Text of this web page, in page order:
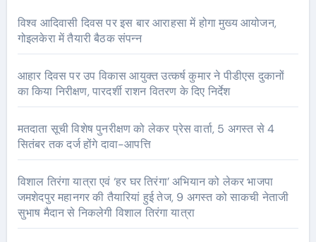
विश्व आदिवासी दिवस पर इस बार आराहसा में होगा मुख्य आयोजन,
गोइलकेरा में तैयारी बैठक संपन्न
आहार दिवस पर उप विकास आयुक्त उत्कर्ष कुमार ने पीडीएस दुकानों
का किया निरीक्षण, पारदर्शी राशन वितरण के दिए निर्देश
मतदाता सूची विशेष पुनरीक्षण को लेकर प्रेस वार्ता, 5 अगस्त से 4
सितंबर तक दर्ज होंगे दावा-आपत्ति
विशाल तिरंगा यात्रा एवं ‘हर घर तिरंगा’ अभियान को लेकर भाजपा
जमशेदपुर महानगर की तैयारियां हुई तेज, 9 अगस्त को साकची नेताजी
सुभाष मैदान से निकलेगी विशाल तिरंगा यात्रा